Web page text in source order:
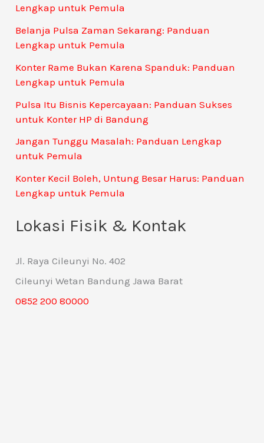
Lengkap untuk Pemula
Belanja Pulsa Zaman Sekarang: Panduan
Lengkap untuk Pemula
Konter Rame Bukan Karena Spanduk: Panduan
Lengkap untuk Pemula
Pulsa Itu Bisnis Kepercayaan: Panduan Sukses
untuk Konter HP di Bandung
Jangan Tunggu Masalah: Panduan Lengkap
untuk Pemula
Konter Kecil Boleh, Untung Besar Harus: Panduan
Lengkap untuk Pemula
Lokasi Fisik & Kontak
Jl. Raya Cileunyi No. 402
Cileunyi Wetan Bandung Jawa Barat
0852 200 80000